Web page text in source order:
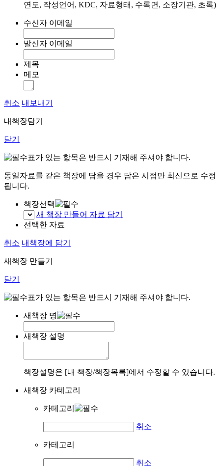
연도, 작성언어, KDC, 자료형태, 수록면, 소장기관, 초록)
수신자 이메일
발신자 이메일
제목
메모
취소 내보내기
내책장담기
닫기
표가 있는 항목은 반드시 기재해 주셔야 합니다.
동일자료를 같은 책장에 담을 경우 담은 시점만 최신으로 수정
됩니다.
책장선택
새 책장 만들어 자료 담기
선택한 자료
취소 내책장에 담기
새책장 만들기
닫기
표가 있는 항목은 반드시 기재해 주셔야 합니다.
새책장 명
새책장 설명
책장설명은 [내 책장/책장목록]에서 수정할 수 있습니다.
새책장 카테고리
카테고리
취소
카테고리
취소